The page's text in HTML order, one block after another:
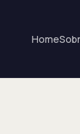
Home